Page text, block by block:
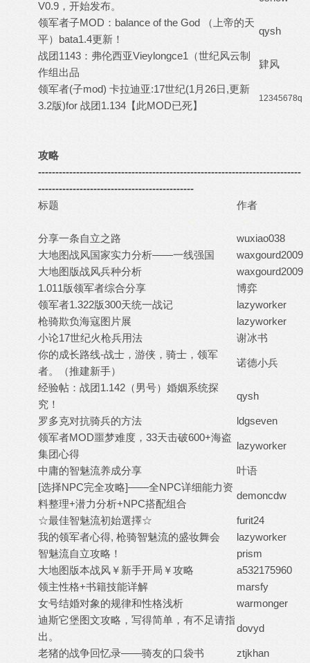
V0.9，开始发布。
领军者子MOD：balance of the God （上帝的天
平）bata1.4更新！
qysh
战团1143：弗伦西亚Vieylongce1（世纪风云制
作组出品
肄风
领军者(子mod) 卡拉迪亚:17世纪(1月26日,更新
3.2版)for 战团1.134【此MOD已死】
12345678q
攻略
----------------------------------------------------------------------------
---------------------------------------------
标题
-
作者
-
分享一条自立之路
wuxiao038
大地图战风国家实力分析——一线强国
waxgourd2009
大地图版战风兵种分析
waxgourd2009
1.011版领军者综合分享
博弈
领军者1.322版300天统一战记
lazyworker
枪骑欺负海寇图片展
lazyworker
小论17世纪火枪兵用法
谢冰书
你的成长路线-战士，游侠，骑士，领军
者。（推建新手）
诺德小兵
经验帖：战团1.142（男号）婚姻系统探
究！
qysh
罗多克对抗骑兵的方法
ldgseven
领军者MOD噩梦难度，33天击破600+海盗
集团心得
lazyworker
中庸的智魅流养成分享
叶语
[选择NPC完全攻略]——全NPC详细能力资
料整理+潜力分析+NPC搭配组合
demoncdw
☆最佳智魅流初始選擇☆
furit24
我的领军者心得, 枪骑智魅流的盛妆舞会
lazyworker
智魅流自立攻略！
prism
大地图版本战风￥新手开局￥攻略
a532175960
领主性格+书籍技能详解
marsfy
女号结婚对象的规律和性格浅析
warmonger
迪斯它堡图文攻略，写得简单，有不足请指
出。
dovyd
老猪的战争回忆录——骑友的口袋书
ztjkhan